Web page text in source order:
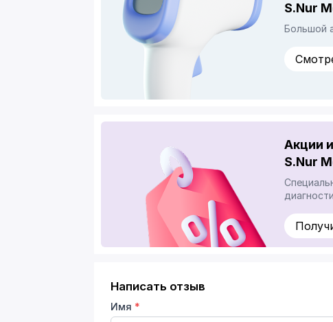
S.Nur
Большой
Акции
S.Nur
Написать отзыв
Имя *